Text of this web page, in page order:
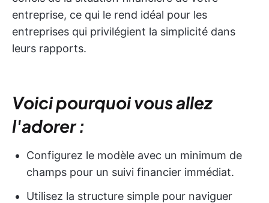
entreprise, ce qui le rend idéal pour les
entreprises qui privilégient la simplicité dans
leurs rapports.
Voici pourquoi vous allez
l'adorer :
Configurez le modèle avec un minimum de
champs pour un suivi financier immédiat.
Utilisez la structure simple pour naviguer